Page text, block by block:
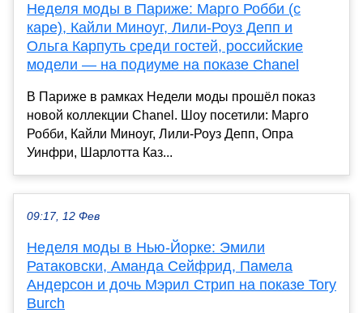
Неделя моды в Париже: Марго Робби (с
каре), Кайли Миноуг, Лили-Роуз Депп и
Ольга Карпуть среди гостей, российские
модели — на подиуме на показе Chanel
В Париже в рамках Недели моды прошёл показ
новой коллекции Chanel. Шоу посетили: Марго
Робби, Кайли Миноуг, Лили-Роуз Депп, Опра
Уинфри, Шарлотта Каз...
09:17, 12 Фев
Неделя моды в Нью-Йорке: Эмили
Ратаковски, Аманда Сейфрид, Памела
Андерсон и дочь Мэрил Стрип на показе Tory
Burch